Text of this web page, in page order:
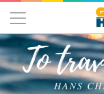
УЧЕНИЧЕСКИ
ЕКСКУРЗИИ